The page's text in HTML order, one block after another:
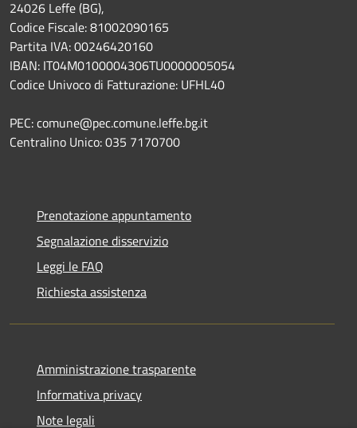
24026 Leffe (BG),
Codice Fiscale: 81002090165
Partita IVA: 00246420160
IBAN: IT04M0100004306TU0000005054
Codice Univoco di Fatturazione: UFHL40
PEC: comune@pec.comune.leffe.bg.it
Centralino Unico: 035 7170700
Prenotazione appuntamento
Segnalazione disservizio
Leggi le FAQ
Richiesta assistenza
Amministrazione trasparente
Informativa privacy
Note legali